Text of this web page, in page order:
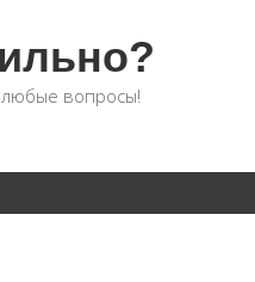
вопросы!